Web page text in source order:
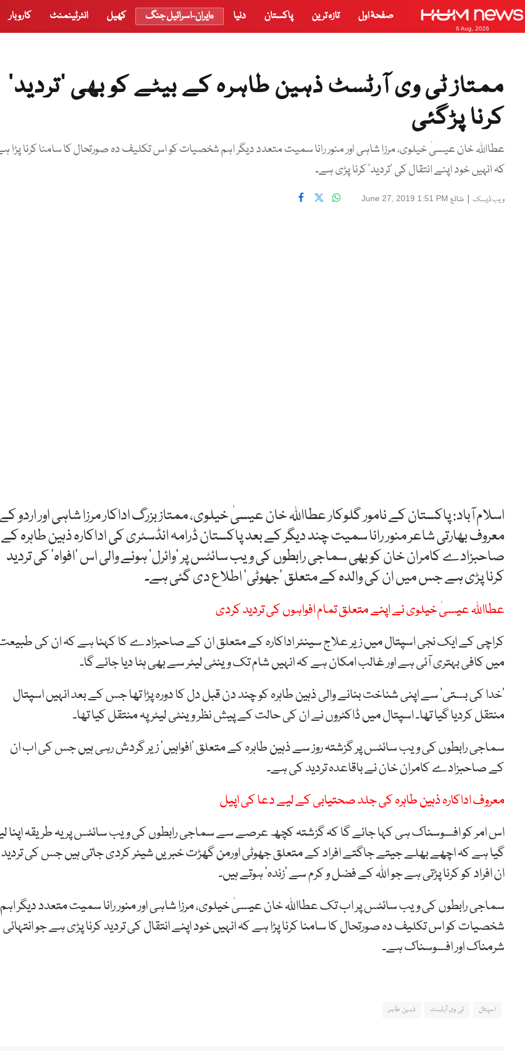
6 Aug, 2026
صفحۂ اول تازہ ترین پاکستان دنیا ایران-اسرائیل جنگ کھیل انٹرٹینمنٹ کاروبار
ممتاز ٹی وی آرٹسٹ ذہین طاہرہ کے بیٹے کو بھی ’تردید‘
کرنا پڑگئی
عطااللہ خان عیسیٰ خیلوی، مرزا شاہی اور منور رانا سمیت متعدد دیگر اہم شخصیات کو اس تکلیف دہ صورتحال کا سامنا کرنا پڑا
کہ انہیں خود اپنے انتقال کی ’تردید‘ کرنا پڑی ہے۔
ویب ڈیسک | شائع June 27, 2019 1:51 PM
اسلام آباد: پاکستان کے نامور گلوکار عطااللہ خان عیسیٰ خیلوی، ممتاز بزرگ اداکار مرزا شاہی اور اردو
معروف بھارتی شاعر منور رانا سمیت چند دیگر کے بعد پاکستان ڈرامہ انڈسٹری کی اداکارہ ذہین طاہرہ کے
صاحبزادے کامران خان کو بھی سماجی رابطوں کی ویب سائٹس پر ’وائرل‘ ہونے والی اس ’افواہ‘ کی تردید
کرنا پڑی ہے جس میں ان کی والدہ کے متعلق ’جھوٹی‘ اطلاع دی گئی ہے۔
عطااللہ عیسیٰ خیلوی نے اپنے متعلق تمام افواہوں کی تردید کردی
کراچی کے ایک نجی اسپتال میں زیر علاج سینئر اداکارہ کے متعلق ان کے صاحبزادے کا کہنا ہے کہ ان کی
میں کافی بہتری آئی ہے اور غالب امکان ہے کہ انہیں شام تک وینٹی لیٹر سے بھی ہٹا دیا جائے گا۔
’خدا کی بستی‘ سے اپنی شناخت بنانے والی ذہین طاہرہ کو چند دن قبل دل کا دورہ پڑا تھا جس کے بعد انہیں اسپتال
منتقل کردیا گیا تھا۔ اسپتال میں ڈاکٹروں نے ان کی حالت کے پیش نظر وینٹی لیٹر پہ منتقل کیا تھا۔
سماجی رابطوں کی ویب سائٹس پر گزشتہ روز سے ذہین طاہرہ کے متعلق ’افواہیں‘ زیر گردش رہی ہیں جس کی اب ان
کے صاحبزادے کامران خان نے باقاعدہ تردید کی ہے۔
معروف اداکارہ ذہین طاہرہ کی جلد صحتیابی کے لیے دعا کی اپیل
اس امر کو افسوسناک ہی کہا جائے گا کہ گزشتہ کچھ عرصے سے سماجی رابطوں کی ویب سائٹس پر یہ طریقہ اپنا
گیا ہے کہ اچھے بھلے جیتے جاگتے افراد کے متعلق جھوٹی اورمن گھڑت خبریں شیئر کردی جاتی ہیں جس کی تردید
ان افراد کو کرنا پڑتی ہے جو اللہ کے فضل و کرم سے ’زندہ‘ ہوتے ہیں۔
سماجی رابطوں کی ویب سائٹس پر اب تک عطااللہ خان عیسیٰ خیلوی، مرزا شاہی اور منور رانا سمیت متعدد دیگر اہم
شخصیات کو اس تکلیف دہ صورتحال کا سامنا کرنا پڑا ہے کہ انہیں خود اپنے انتقال کی تردید کرنا پڑی ہے جو انتہائی
شرمناک اور افسوسناک ہے۔
اسپتال ٹی وی آرٹسٹ ذہین طاہر